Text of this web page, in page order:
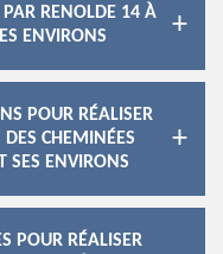
RENOLDE 14 À
ENVIRONS
POUR RÉALISER
CHEMINÉES
SES ENVIRONS
POUR RÉALISER